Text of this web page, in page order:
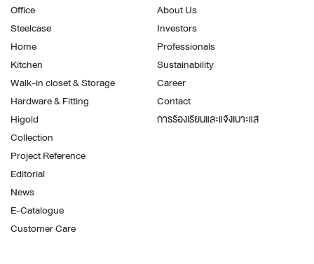
Office
Steelcase
Home
Kitchen
Walk-in closet & Storage
Hardware & Fitting
Higold
Collection
Project Reference
Editorial
News
E-Catalogue
Customer Care
About Us
Investors
Professionals
Sustainability
Career
Contact
การร้องเรียนและแจ้งเบาะแส